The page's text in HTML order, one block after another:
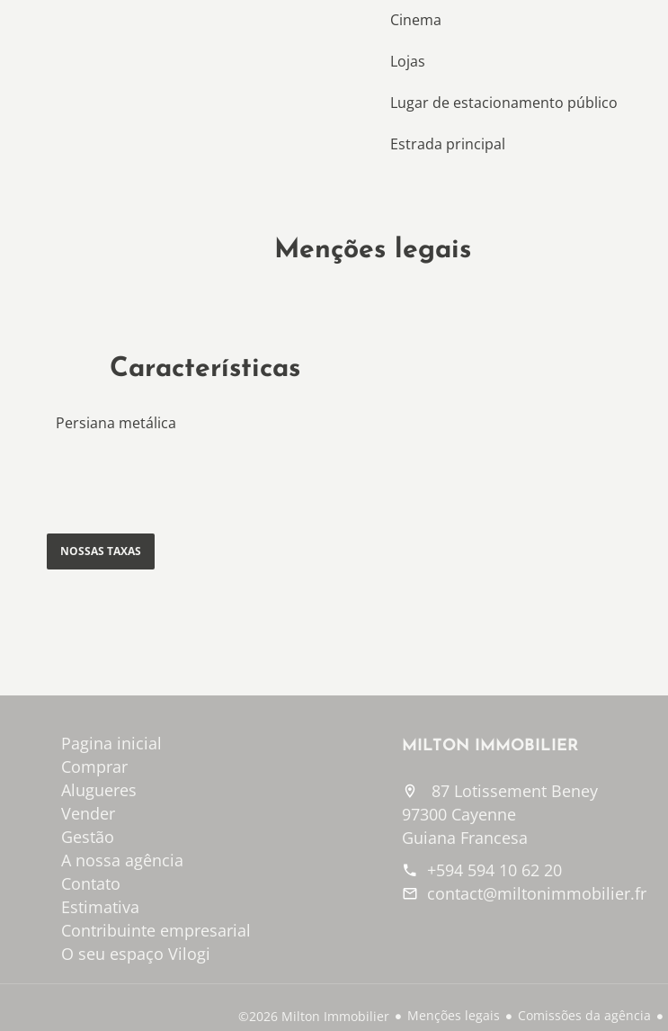
Cinema
Lojas
Lugar de estacionamento público
Estrada principal
Menções legais
Características
Persiana metálica
NOSSAS TAXAS
Pagina inicial
Comprar
Alugueres
Vender
Gestão
A nossa agência
Contato
Estimativa
Contribuinte empresarial
O seu espaço Vilogi
MILTON IMMOBILIER
87 Lotissement Beney
97300 Cayenne
Guiana Francesa
+594 594 10 62 20
contact@miltonimmobilier.fr
©2026 Milton Immobilier Menções legais Comissões da agência